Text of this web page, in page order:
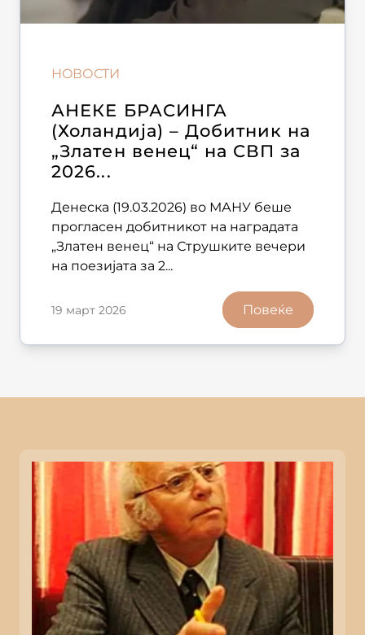
НОВОСТИ
АНЕКЕ БРАСИНГА
(Холандија) – Добитник на
„Златен венец“ на СВП за
2026...
Денеска (19.03.2026) во МАНУ беше
прогласен добитникот на наградата
„Златен венец“ на Струшките вечери
на поезијата за 2...
19 март 2026 Повеќе